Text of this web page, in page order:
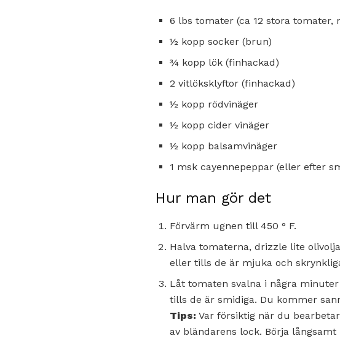
6 lbs tomater (ca 12 stora tomater,
½ kopp socker (brun)
¾ kopp lök (finhackad)
2 vitlöksklyftor (finhackad)
½ kopp rödvinäger
½ kopp cider vinäger
½ kopp balsamvinäger
1 msk cayennepeppar (eller efter
Hur man gör det
Förvärm ugnen till 450 ° F.
Halva tomaterna, drizzle lite
eller tills de är mjuka och
Låt tomaten svalna i några
tills de är smidiga. Du kommer
Tips: Var försiktig när du
av bländarens lock. Börja